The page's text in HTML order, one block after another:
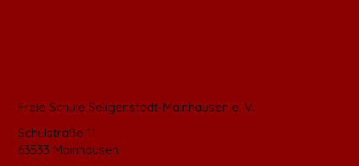
Freie Schule Seligenstadt-Mainhausen e. V.
Schulstraße 11
63533 Mainhausen